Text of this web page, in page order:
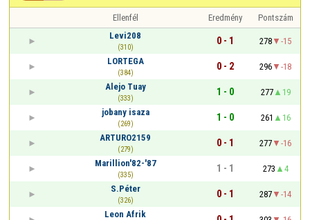
Ellenfél Eredmény
Pontszám
Levi208
(310)
0 - 1 278
-15
LORTEGA
(384)
0 - 2 296
-18
Alejo Tuay
(333)
1 - 0 277
19
jobany isaza
(269)
1 - 0 261
16
ARTURO2159
(279)
0 - 1 277
-16
Marillion'82-'87
(335)
1 - 1 273
4
S.Péter
(326)
0 - 1 287
-14
Leon Afrik